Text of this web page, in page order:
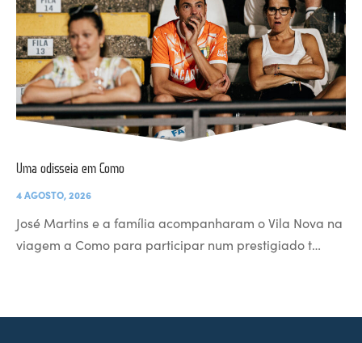
Uma odisseia em Como
4 AGOSTO, 2026
José Martins e a família acompanharam o Vila Nova na
viagem a Como para participar num prestigiado t…